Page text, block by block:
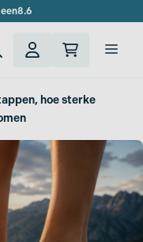
8.6
hoe sterke